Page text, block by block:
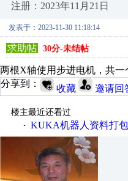
注册：2023年11月21日
发表于：2023-11-30 11:18:14
求助帖 30分-未结帖
两根X轴使用步进电机，共
分享到：
收藏 邀请回
楼主最近还看过
· KUKA机器人资料打